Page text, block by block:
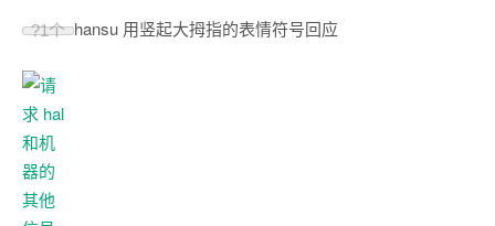
?1个 hansu 用竖起大拇指的表情符号回应